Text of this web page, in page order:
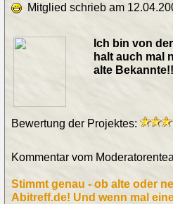
Mitglied schrieb am
Ich bin von
halt auch mal
alte
Bewertung der Projektes:
Kommentar vom
Stimmt genau - ob alte oder
Abitreff.de! Und wenn mal